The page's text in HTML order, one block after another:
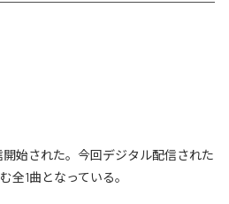
開始された。今回デジタル配信された
全1曲となっている。